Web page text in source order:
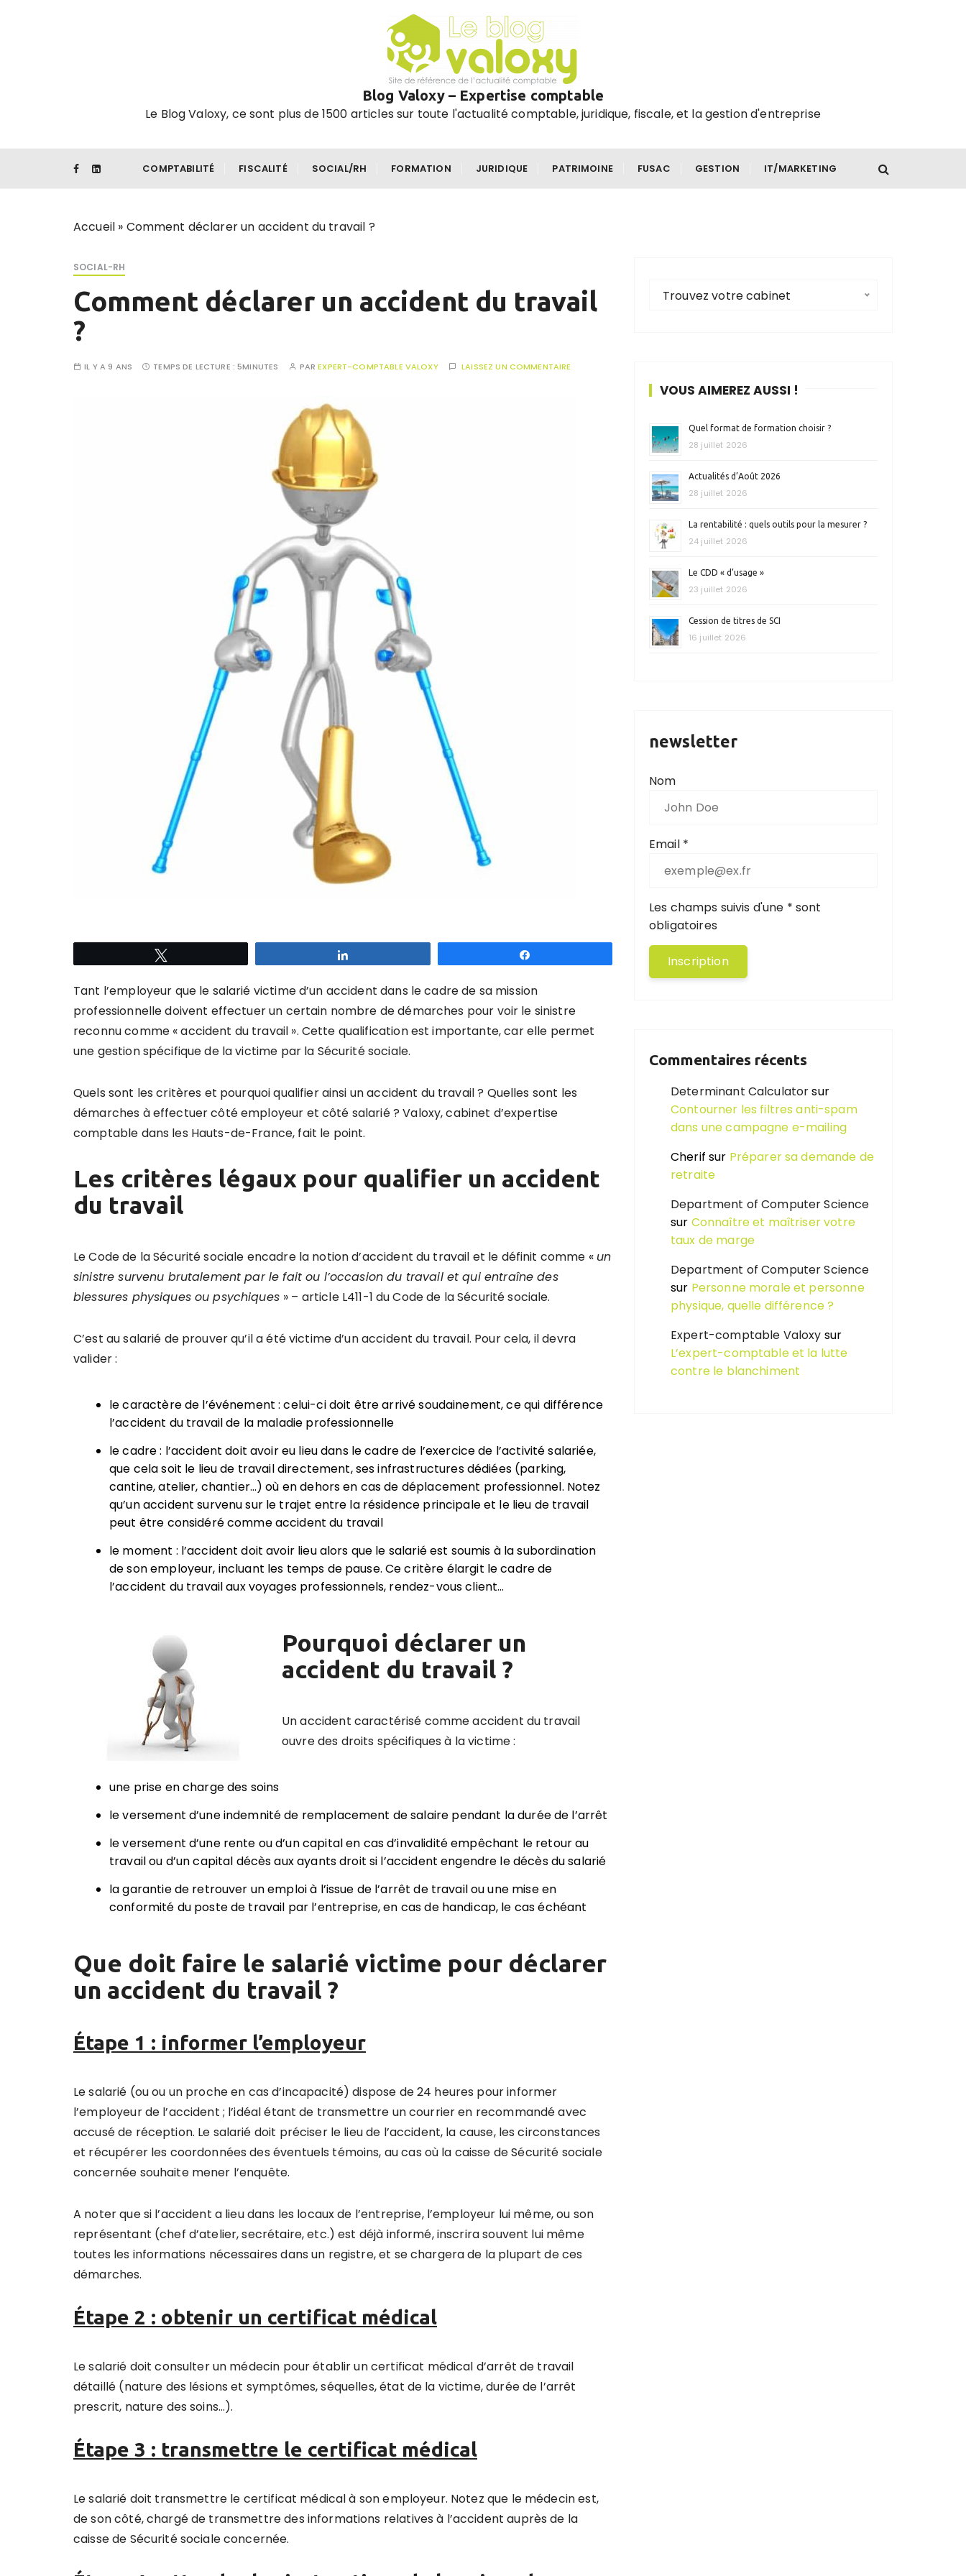
Blog Valoxy – Expertise comptable
Le Blog Valoxy, ce sont plus de 1500 articles sur toute l'actualité comptable, juridique, fiscale, et la gestion d'entreprise
COMPTABILITÉ FISCALITÉ SOCIAL/RH FORMATION JURIDIQUE PATRIMOINE FUSAC GESTION IT/MARKETING
Accueil » Comment déclarer un accident du travail ?
SOCIAL-RH
Comment déclarer un accident du travail
?
IL Y A 9 ANS TEMPS DE LECTURE :5MINUTES PAREXPERT-COMPTABLE VALOXY LAISSEZ UN COMMENTAIRE
Tant l’employeur que le salarié victime d’un accident dans le cadre de sa mission
professionnelle doivent effectuer un certain nombre de démarches pour voir le sinistre
reconnu comme « accident du travail ». Cette qualification est importante, car elle permet
une gestion spécifique de la victime par la Sécurité sociale.
Quels sont les critères et pourquoi qualifier ainsi un accident du travail ? Quelles sont les
démarches à effectuer côté employeur et côté salarié ? Valoxy, cabinet d’expertise
comptable dans les Hauts-de-France, fait le point.
Les critères légaux pour qualifier un accident
du travail
Le Code de la Sécurité sociale encadre la notion d’accident du travail et le définit comme « un
sinistre survenu brutalement par le fait ou l’occasion du travail et qui entraîne des
blessures physiques ou psychiques » – article L411-1 du Code de la Sécurité sociale.
C’est au salarié de prouver qu’il a été victime d’un accident du travail. Pour cela, il devra
valider :
le caractère de l’événement : celui-ci doit être arrivé soudainement, ce qui différence
l’accident du travail de la maladie professionnelle
le cadre : l’accident doit avoir eu lieu dans le cadre de l’exercice de l’activité salariée,
que cela soit le lieu de travail directement, ses infrastructures dédiées (parking,
cantine, atelier, chantier…) où en dehors en cas de déplacement professionnel. Notez
qu’un accident survenu sur le trajet entre la résidence principale et le lieu de travail
peut être considéré comme accident du travail
le moment : l’accident doit avoir lieu alors que le salarié est soumis à la subordination
de son employeur, incluant les temps de pause. Ce critère élargit le cadre de
l’accident du travail aux voyages professionnels, rendez-vous client…
Pourquoi déclarer un
accident du travail ?
Un accident caractérisé comme accident du travail
ouvre des droits spécifiques à la victime :
une prise en charge des soins
le versement d’une indemnité de remplacement de salaire pendant la durée de l’arrêt
le versement d’une rente ou d’un capital en cas d’invalidité empêchant le retour au
travail ou d’un capital décès aux ayants droit si l’accident engendre le décès du salarié
la garantie de retrouver un emploi à l’issue de l’arrêt de travail ou une mise en
conformité du poste de travail par l’entreprise, en cas de handicap, le cas échéant
Que doit faire le salarié victime pour déclarer
un accident du travail ?
Étape 1 : informer l’employeur
Le salarié (ou ou un proche en cas d’incapacité) dispose de 24 heures pour informer
l’employeur de l’accident ; l’idéal étant de transmettre un courrier en recommandé avec
accusé de réception. Le salarié doit préciser le lieu de l’accident, la cause, les circonstances
et récupérer les coordonnées des éventuels témoins, au cas où la caisse de Sécurité sociale
concernée souhaite mener l’enquête.
A noter que si l’accident a lieu dans les locaux de l’entreprise, l’employeur lui même, ou son
représentant (chef d’atelier, secrétaire, etc.) est déjà informé, inscrira souvent lui même
toutes les informations nécessaires dans un registre, et se chargera de la plupart de ces
démarches.
Étape 2 : obtenir un certificat médical
Le salarié doit consulter un médecin pour établir un certificat médical d’arrêt de travail
détaillé (nature des lésions et symptômes, séquelles, état de la victime, durée de l’arrêt
prescrit, nature des soins…).
Étape 3 : transmettre le certificat médical
Le salarié doit transmettre le certificat médical à son employeur. Notez que le médecin est,
de son côté, chargé de transmettre des informations relatives à l’accident auprès de la
caisse de Sécurité sociale concernée.
Trouvez votre cabinet
VOUS AIMEREZ AUSSI !
Quel format de formation choisir ?
28 juillet 2026
Actualités d’Août 2026
28 juillet 2026
La rentabilité : quels outils pour la mesurer ?
24 juillet 2026
Le CDD « d’usage »
23 juillet 2026
Cession de titres de SCI
16 juillet 2026
newsletter
Nom
Email *
Les champs suivis d'une * sont
obligatoires
Commentaires récents
Determinant Calculatorsur
Contourner les filtres anti-spam
dans une campagne e-mailing
Cherif sur Préparer sa demande de
retraite
Department of Computer Science
sur Connaître et maîtriser votre
taux de marge
Department of Computer Science
sur Personne morale et personne
physique, quelle différence ?
Expert-comptable Valoxy sur
L’expert-comptable et la lutte
contre le blanchiment